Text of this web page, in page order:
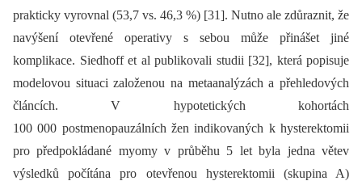
prakticky vyrovnal (53,7 vs. 46,3 %) [31]. Nutno ale zdůraznit, že
navýšení otevřené operativy s sebou může přinášet jiné
komplikace. Siedhoff et al publikovali studii [32], která popisuje
modelovou situaci založenou na metaanalýzách a přehledových
článcích. V hypotetických kohortách
100 000 postmenopauzálních žen indikovaných k hysterektomii
pro předpokládané myomy v průběhu 5 let byla jedna větev
výsledků počítána pro otevřenou hysterektomii (skupina A)